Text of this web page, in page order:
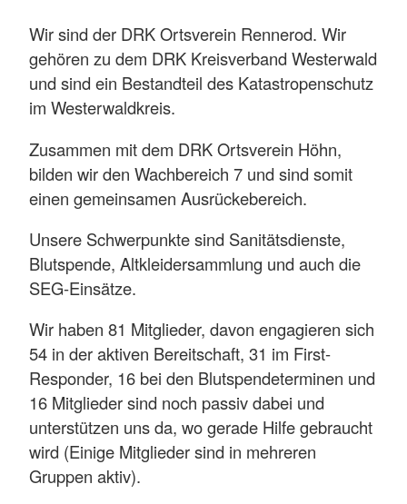
Wir sind der DRK Ortsverein Rennerod. Wir
gehören zu dem DRK Kreisverband Westerwald
und sind ein Bestandteil des Katastropenschutz
im Westerwaldkreis.
Zusammen mit dem DRK Ortsverein Höhn,
bilden wir den Wachbereich 7 und sind somit
einen gemeinsamen Ausrückebereich.
Unsere Schwerpunkte sind Sanitätsdienste,
Blutspende, Altkleidersammlung und auch die
SEG-Einsätze.
Wir haben 81 Mitglieder, davon engagieren sich
54 in der aktiven Bereitschaft, 31 im First-
Responder, 16 bei den Blutspendeterminen und
16 Mitglieder sind noch passiv dabei und
unterstützen uns da, wo gerade Hilfe gebraucht
wird (Einige Mitglieder sind in mehreren
Gruppen aktiv).